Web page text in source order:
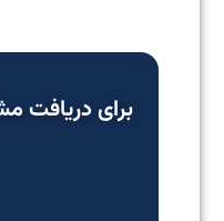
برای دریافت